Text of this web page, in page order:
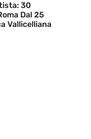
30
Dal 25
Vallicelliana